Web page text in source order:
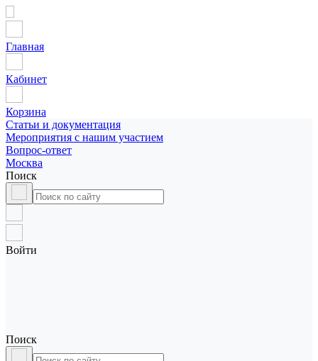
Главная
Кабинет
Корзина
Статьи и документация
Мероприятия с нашим участием
Вопрос-ответ
Москва
Поиск
Войти
Поиск